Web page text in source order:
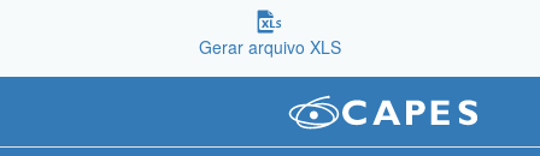
Gerar arquivo XLS